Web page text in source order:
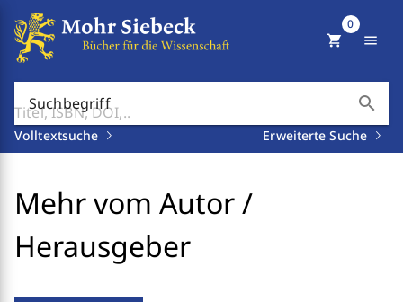
Suchbegriff search
Volltextsuche Erweiterte Suche
shopping_cart
0
menu
Mehr vom Autor /
Herausgeber